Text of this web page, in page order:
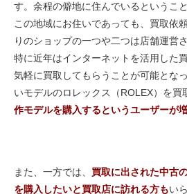
す。余程の僻地に住んでいるというこ
この地域にお住いであっても、買取依
りのショップの一つや二つは店舗運営
特に近年はインターネットを活用した
気軽に買取してもらうことが可能とな
いモデルのロレックス（ROLEX）を買
作モデルを購入するというユーザーが
また、一方では、 買取に出された中古
を購入したいと買取店に訪れる方もい